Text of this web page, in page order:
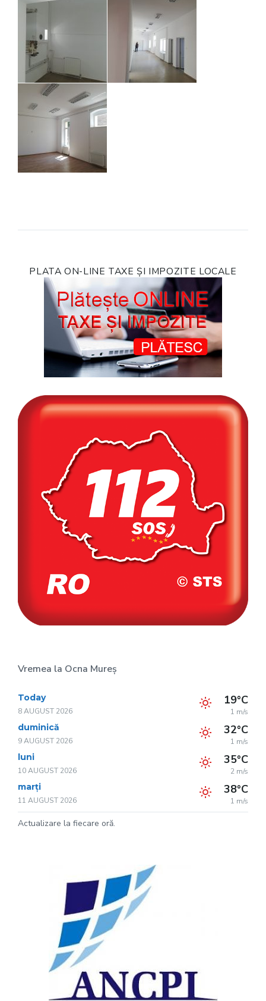
PLATA ON-LINE TAXE ȘI IMPOZITE LOCALE
Vremea la Ocna Mureș
Today
8 AUGUST 2026
19°C
1 m/s
duminică
9 AUGUST 2026
32°C
1 m/s
luni
10 AUGUST 2026
35°C
2 m/s
marți
11 AUGUST 2026
38°C
1 m/s
Actualizare la fiecare oră.